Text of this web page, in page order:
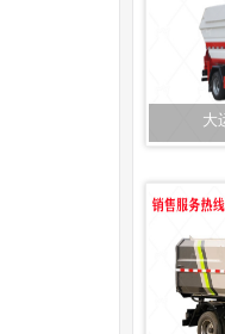
大